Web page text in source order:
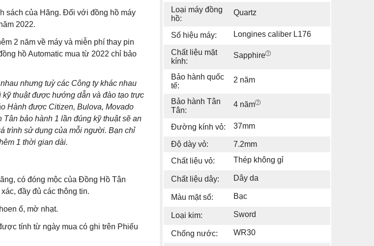
sách của Hãng. Đối với đồng hồ máy
2022.
2 năm về máy và miễn phí thay pin
hồ Automatic mua từ 2022 chỉ bảo
nhưng tuỳ các Công ty khác nhau
thuật được hướng dẫn và đào tạo trực
Hành được Citizen, Bulova, Movado
bảo hành 1 lần đúng kỹ thuật sẽ an
trình sử dụng của mỗi người. Bạn chỉ
1 thời gian dài.
có đóng mộc của Đồng Hồ Tân
đầy đủ các thông tin.
ố, mờ nhạt.
tính từ ngày mua có ghi trên Phiếu
Loại máy đồng
hồ:
Quartz
Số hiệu máy: Longines caliber L176
Chất liệu mặt
kính:
Sapphire
Bảo hành quốc
tế:
2 năm
Bảo hành Tân
Tân:
4 năm
Đường kính vỏ: 37mm
Độ dày vỏ:
7.2mm
Chất liệu vỏ:
Thép không gỉ
Chất liệu dây: Dây da
Màu mặt số: Bạc
Loại kim: Sword
Chống nước: WR30